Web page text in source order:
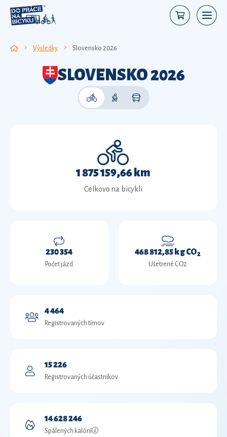
Výsledky Slovensko 2026
SLOVENSKO 2026
1 875 159,66 km
Celkovo na bicykli
230 354
Počet jázd
468 812,85 kg CO2
Ušetrené CO2
4 464
Registrovaných tímov
15 226
Registrovaných účastníkov
14 628 246
Spálených kalórií